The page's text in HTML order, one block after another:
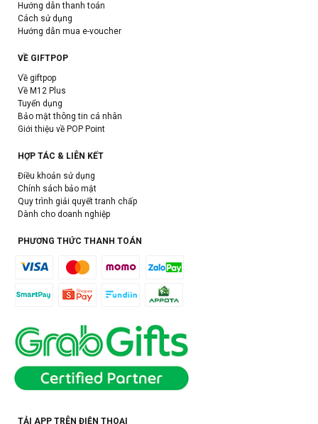
Hướng dẫn thanh toán
Cách sử dụng
Hướng dẫn mua e-voucher
VỀ GIFTPOP
Về giftpop
Về M12 Plus
Tuyển dụng
Bảo mật thông tin cá nhân
Giới thiệu về POP Point
HỢP TÁC & LIÊN KẾT
Điều khoản sử dụng
Chính sách bảo mật
Quy trình giải quyết tranh chấp
Dành cho doanh nghiệp
PHƯƠNG THỨC THANH TOÁN
TẢI APP TRÊN ĐIỆN THOẠI